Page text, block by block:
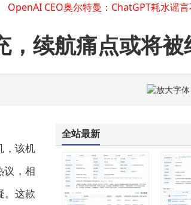
合伙企业
续航痛点或将被
，该机
议，相
。这款
全站最新